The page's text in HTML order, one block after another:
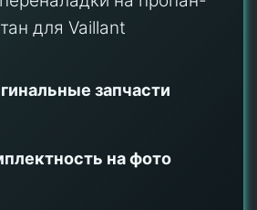
запчасти
на фото